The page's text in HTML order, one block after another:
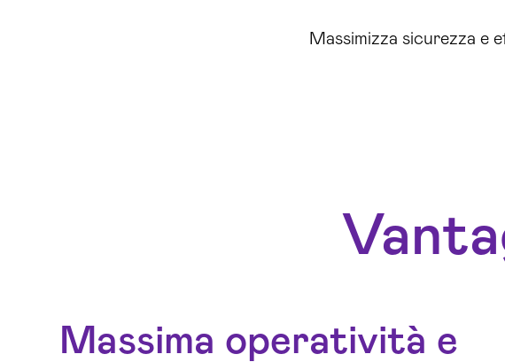
Massimizza sicurezza e
Massima operatività e